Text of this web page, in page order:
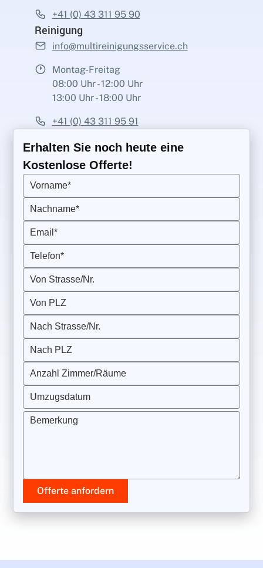
+41 (0) 43 311 95 90
Reinigung
info@multireinigungsservice.ch
Montag-Freitag
08:00 Uhr - 12:00 Uhr
13:00 Uhr - 18:00 Uhr
+41 (0) 43 311 95 91
Erhalten Sie noch heute eine
Kostenlose Offerte!
Vorname*
Nachname*
Email*
Telefon*
Von Strasse/Nr.
Von PLZ
Nach Strasse/Nr.
Nach PLZ
Anzahl Zimmer/Räume
Umzugsdatum
Bemerkung
Offerte anfordern